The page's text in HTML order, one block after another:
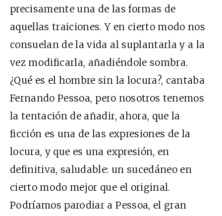
precisamente una de las formas de
aquellas traiciones. Y en cierto modo nos
consuelan de la vida al suplantarla y a la
vez modificarla, añadiéndole sombra.
¿Qué es el hombre sin la locura?, cantaba
Fernando Pessoa, pero nosotros tenemos
la tentación de añadir, ahora, que la
ficción es una de las expresiones de la
locura, y que es una expresión, en
definitiva, saludable: un sucedáneo en
cierto modo mejor que el original.
Podríamos parodiar a Pessoa, el gran